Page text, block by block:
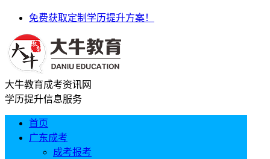
免费获取定制学历提升方案！
大牛教育成考资讯网
学历提升信息服务
首页
广东成考
成考报考